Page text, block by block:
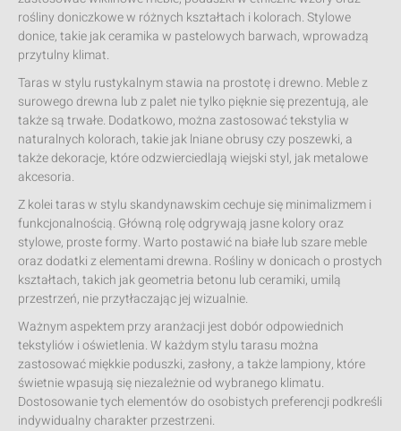
rośliny doniczkowe w różnych kształtach i kolorach. Stylowe
donice, takie jak ceramika w pastelowych barwach, wprowadzą
przytulny klimat.
Taras w stylu rustykalnym stawia na prostotę i drewno. Meble z
surowego drewna lub z palet nie tylko pięknie się prezentują, ale
także są trwałe. Dodatkowo, można zastosować tekstylia w
naturalnych kolorach, takie jak lniane obrusy czy poszewki, a
także dekoracje, które odzwierciedlają wiejski styl, jak metalowe
akcesoria.
Z kolei taras w stylu skandynawskim cechuje się minimalizmem i
funkcjonalnością. Główną rolę odgrywają jasne kolory oraz
stylowe, proste formy. Warto postawić na białe lub szare meble
oraz dodatki z elementami drewna. Rośliny w donicach o prostych
kształtach, takich jak geometria betonu lub ceramiki, umilą
przestrzeń, nie przytłaczając jej wizualnie.
Ważnym aspektem przy aranżacji jest dobór odpowiednich
tekstyliów i oświetlenia. W każdym stylu tarasu można
zastosować miękkie poduszki, zasłony, a także lampiony, które
świetnie wpasują się niezależnie od wybranego klimatu.
Dostosowanie tych elementów do osobistych preferencji podkreśli
indywidualny charakter przestrzeni.